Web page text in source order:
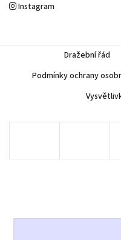
Instagram
Dražební řád
Podmínky ochrany